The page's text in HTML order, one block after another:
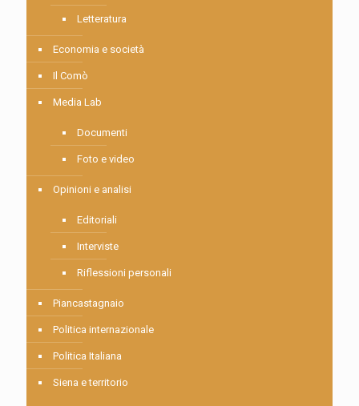
Letteratura
Economia e società
Il Comò
Media Lab
Documenti
Foto e video
Opinioni e analisi
Editoriali
Interviste
Riflessioni personali
Piancastagnaio
Politica internazionale
Politica Italiana
Siena e territorio